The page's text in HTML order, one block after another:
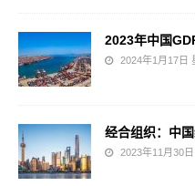
2023年中国
2024年1月17日
经合组织：中
2023年11月30